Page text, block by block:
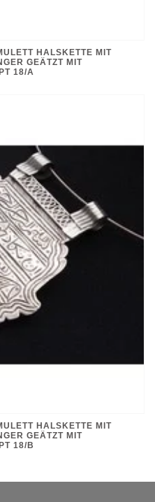
HALSKETTE MIT
GEÄTZT MIT
18/A
HALSKETTE MIT
GEÄTZT MIT
18/B